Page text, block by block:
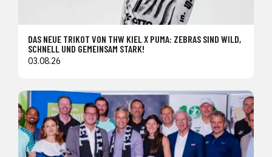
DAS NEUE TRIKOT VON THW KIEL X PUMA: ZEBRAS SIND WILD,
SCHNELL UND GEMEINSAM STARK!
03.08.26